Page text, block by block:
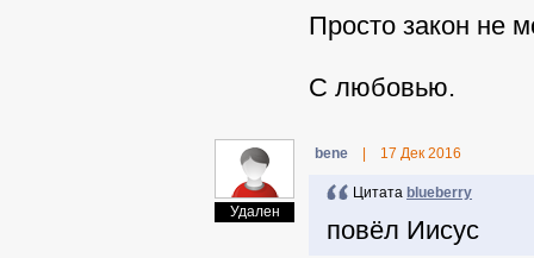
Просто закон не
С любовью.
Удален
benе 17 Дек 2016
Цитата blueberry
повёл Иисус